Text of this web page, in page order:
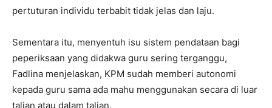
pertuturan individu terbabit tidak jelas dan laju.
Sementara itu, menyentuh isu sistem pendataan bagi
peperiksaan yang didakwa guru sering terganggu,
Fadlina menjelaskan, KPM sudah memberi autonomi
kepada guru sama ada mahu menggunakan secara di luar
talian atau dalam talian.